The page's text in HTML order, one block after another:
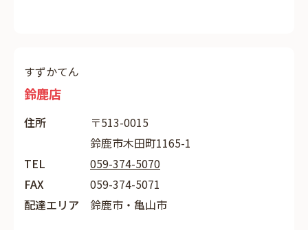
すずかてん
鈴鹿店
住所
〒513-0015
鈴鹿市木田町1165-1
TEL
059-374-5070
FAX
059-374-5071
配達エリア
鈴鹿市・亀山市